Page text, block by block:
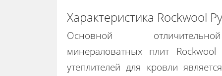
Характеристика Rockwool
Основной
минераловатных плит
утеплителей для кровли